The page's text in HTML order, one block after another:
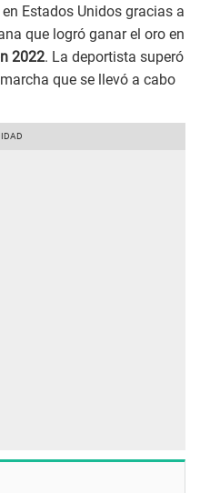
Estados Unidos gracias a
que logró ganar el oro en
2022. La deportista superó
que se llevó a cabo